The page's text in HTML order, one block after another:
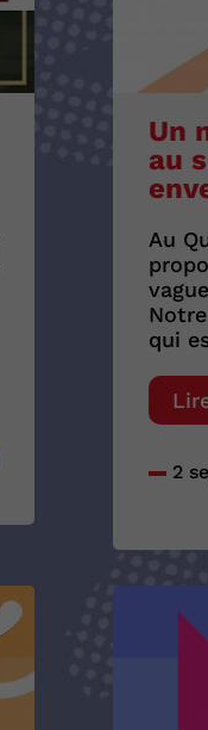
Un
au
Au
qui
2